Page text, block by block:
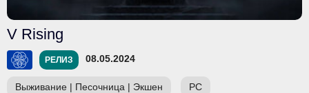
V Rising
РЕЛИЗ 08.05.2024
Выживание | Песочница | Экшен PC